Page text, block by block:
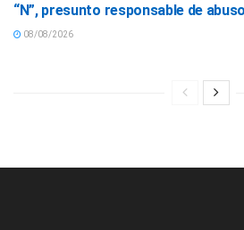
“N”, presunto responsable de
08/08/2026